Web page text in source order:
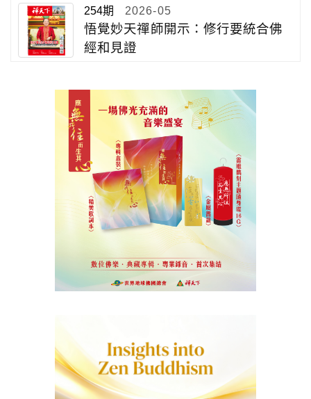
254期 2026-05
悟覺妙天禪師開示：修行要統合佛
經和見證